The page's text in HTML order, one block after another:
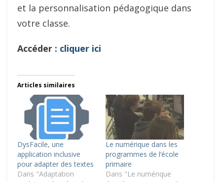
et la personnalisation pédagogique dans
votre classe.
Accéder : cliquer ici
Articles similaires
DysFacile, une
application inclusive
pour adapter des textes
Dans "Adaptation
Le numérique dans les
programmes de l’école
primaire
Dans "Le numérique